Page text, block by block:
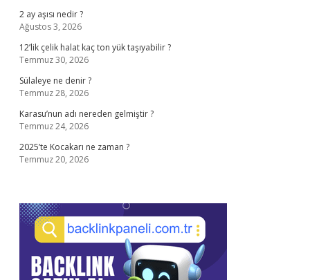
2 ay aşısı nedir ?
Ağustos 3, 2026
12’lik çelik halat kaç ton yük taşıyabilir ?
Temmuz 30, 2026
Sülaleye ne denir ?
Temmuz 28, 2026
Karasu’nun adı nereden gelmiştir ?
Temmuz 24, 2026
2025’te Kocakarı ne zaman ?
Temmuz 20, 2026